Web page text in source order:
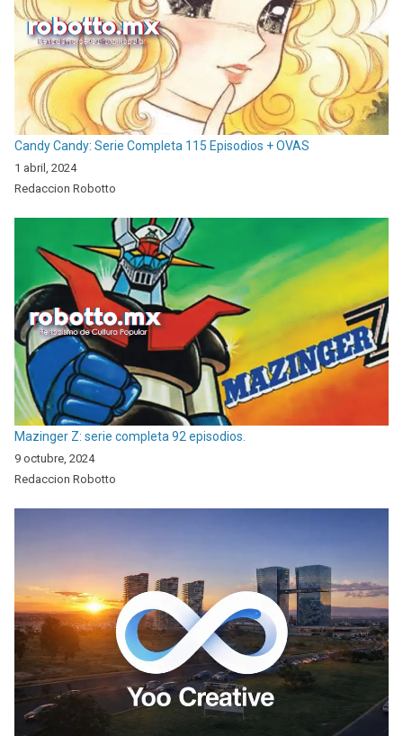
Candy Candy: Serie Completa 115 Episodios + OVAS
1 abril, 2024
Redaccion Robotto
Mazinger Z: serie completa 92 episodios.
9 octubre, 2024
Redaccion Robotto